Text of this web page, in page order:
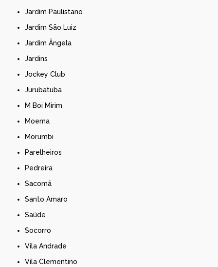
Jardim Paulistano
Jardim São Luiz
Jardim Ângela
Jardins
Jockey Club
Jurubatuba
M Boi Mirim
Moema
Morumbi
Parelheiros
Pedreira
Sacomã
Santo Amaro
Saúde
Socorro
Vila Andrade
Vila Clementino